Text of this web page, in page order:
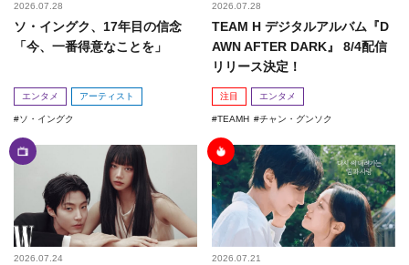
2026.07.28
ソ・イングク、17年目の信念
「今、一番得意なことを」
エンタメ アーティスト
ソ・イングク
2026.07.28
TEAM H デジタルアルバム『D
AWN AFTER DARK』 8/4配信
リリース決定！
注目 エンタメ
TEAMH チャン・グンソク
2026.07.24 2026.07.21